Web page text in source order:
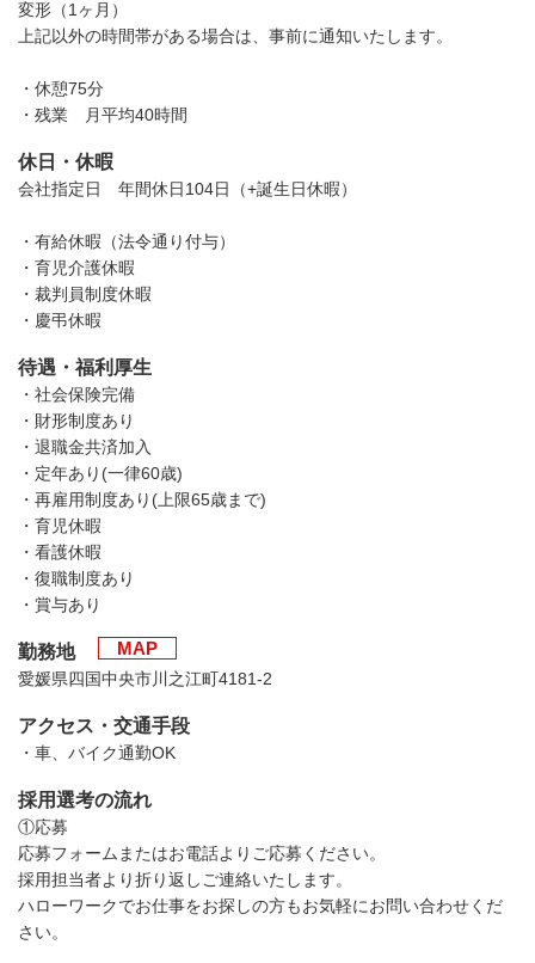
変形（1ヶ月）
上記以外の時間帯がある場合は、事前に通知いたします。
・休憩75分
・残業 月平均40時間
休日・休暇
会社指定日 年間休日104日（+誕生日休暇）
・有給休暇（法令通り付与）
・育児介護休暇
・裁判員制度休暇
・慶弔休暇
待遇・福利厚生
・社会保険完備
・財形制度あり
・退職金共済加入
・定年あり(一律60歳)
・再雇用制度あり(上限65歳まで)
・育児休暇
・看護休暇
・復職制度あり
・賞与あり
勤務地 MAP
愛媛県四国中央市川之江町4181-2
アクセス・交通手段
・車、バイク通勤OK
採用選考の流れ
①応募
応募フォームまたはお電話よりご応募ください。
採用担当者より折り返しご連絡いたします。
ハローワークでお仕事をお探しの方もお気軽にお問い合わせくだ
さい。